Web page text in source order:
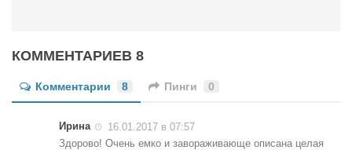
Конкурс «Колибри» 2016
Конкурс «Колибри» 2015
Литературный конкурс «Я люблю Украину»
КОММЕНТАРИЕВ 8
Комментарии 8 Пинги 0
Ирина
16.01.2017 в 07:57
Здорово! Очень емко и завораживающе описана целая